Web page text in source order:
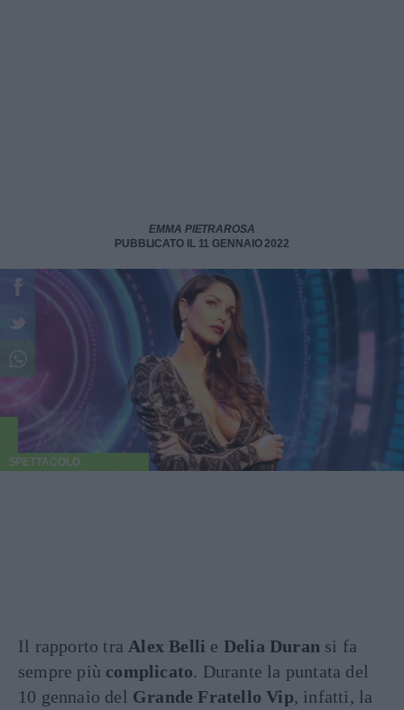
EMMA PIETRAROSA
PUBBLICATO IL 11 GENNAIO 2022
SPETTACOLO
Il rapporto tra Alex Belli e Delia Duran si fa
sempre più complicato. Durante la puntata del
10 gennaio del Grande Fratello Vip, infatti, la